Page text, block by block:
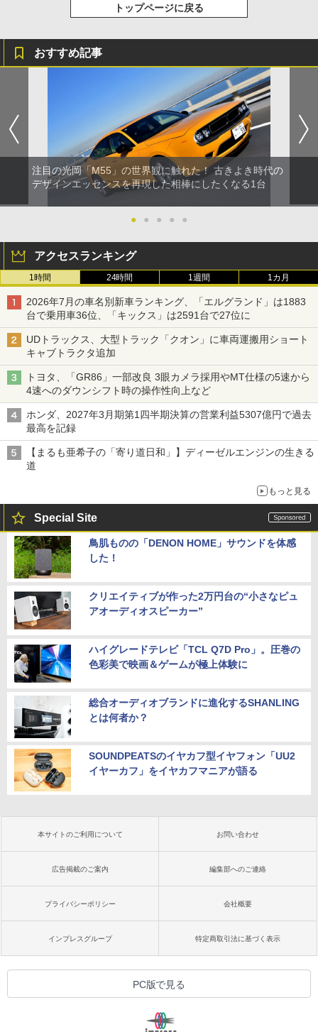
トップページに戻る
おすすめ記事
注目の光岡「M55」の世界観に触れた！ 古きよき時代の
デザインエッセンスを再現した相棒にしたくなる1台
● ● ● ● ●
アクセスランキング
1時間 24時間 1週間 1カ月
2026年7月の車名別新車ランキング、「エルグランド」は1883
台で乗用車36位、「キックス」は2591台で27位に
UDトラックス、大型トラック「クオン」に車両運搬用ショート
キャブトラクタ追加
トヨタ、「GR86」一部改良 3眼カメラ採用やMT仕様の5速から
4速へのダウンシフト時の操作性向上など
ホンダ、2027年3月期第1四半期決算の営業利益5307億円で過去
最高を記録
【まるも亜希子の「寄り道日和」】ディーゼルエンジンの生きる
道
もっと見る
Special Site
鳥肌ものの「DENON HOME」サウンドを体感
した！
クリエイティブが作った2万円台の“小さなピュ
アオーディオスピーカー”
ハイグレードテレビ「TCL Q7D Pro」。圧巻の
色彩美で映画＆ゲームが極上体験に
総合オーディオブランドに進化するSHANLING
とは何者か？
SOUNDPEATSのイヤカフ型イヤフォン「UU2
イヤーカフ」をイヤカフマニアが語る
本サイトのご利用について お問い合わせ
広告掲載のご案内 編集部へのご連絡
プライバシーポリシー 会社概要
インプレスグループ 特定商取引法に基づく表示
PC版で見る